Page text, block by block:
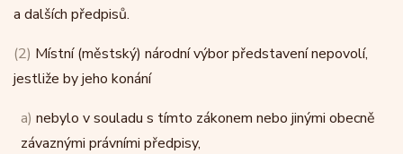
a dalších předpisů.
(2) Místní (městský) národní výbor představení nepovolí,
jestliže by jeho konání
a) nebylo v souladu s tímto zákonem nebo jinými obecně
závaznými právními předpisy,